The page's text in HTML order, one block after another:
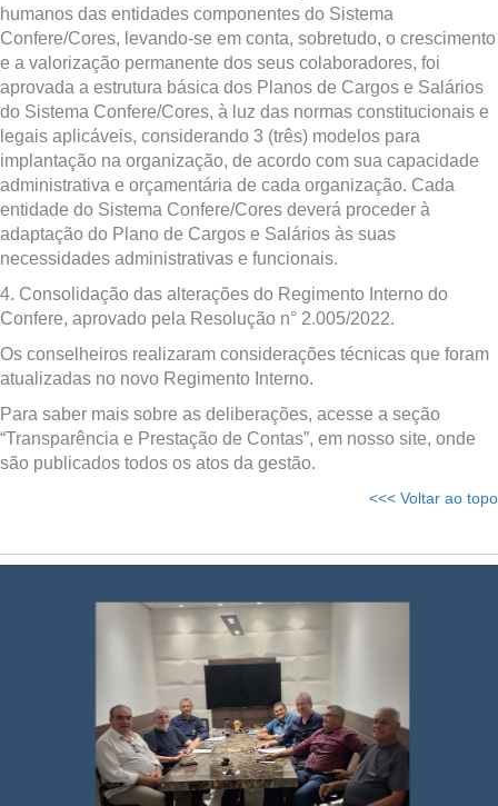
humanos das entidades componentes do Sistema
Confere/Cores, levando-se em conta, sobretudo, o crescimento
e a valorização permanente dos seus colaboradores, foi
aprovada a estrutura básica dos Planos de Cargos e Salários
do Sistema Confere/Cores, à luz das normas constitucionais e
legais aplicáveis, considerando 3 (três) modelos para
implantação na organização, de acordo com sua capacidade
administrativa e orçamentária de cada organização. Cada
entidade do Sistema Confere/Cores deverá proceder à
adaptação do Plano de Cargos e Salários às suas
necessidades administrativas e funcionais.
4. Consolidação das alterações do Regimento Interno do
Confere, aprovado pela Resolução n° 2.005/2022.
Os conselheiros realizaram considerações técnicas que foram
atualizadas no novo Regimento Interno.
Para saber mais sobre as deliberações, acesse a seção
“Transparência e Prestação de Contas”, em nosso site, onde
são publicados todos os atos da gestão.
<<< Voltar ao topo